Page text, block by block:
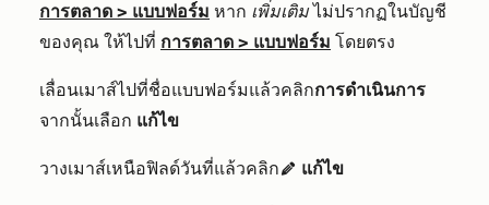
การตลาด > แบบฟอร์ม หาก เพิ่มเติมไม่ปรากฏในบัญชี
ของคุณ ให้ไปที่ การตลาด > แบบฟอร์ม โดยตรง
เลื่อนเมาส์ไปที่ชื่อแบบฟอร์มแล้วคลิกการดำเนินการ
จากนั้นเลือก แก้ไข
วางเมาส์เหนือฟิลด์วันที่แล้วคลิกedit แก้ไข